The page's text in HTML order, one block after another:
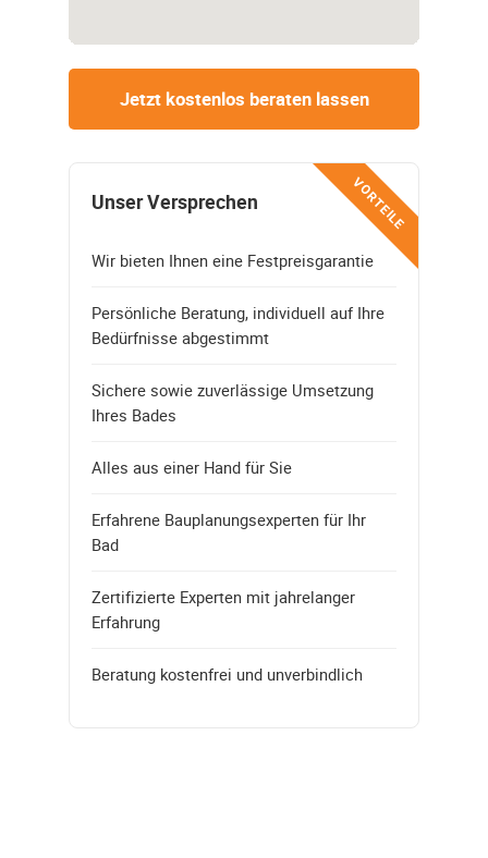
Jetzt kostenlos beraten lassen
VORTEILE
Unser Versprechen
Wir bieten Ihnen eine Festpreisgarantie
Persönliche Beratung, individuell auf Ihre
Bedürfnisse abgestimmt
Sichere sowie zuverlässige Umsetzung
Ihres Bades
Alles aus einer Hand für Sie
Erfahrene Bauplanungsexperten für Ihr
Bad
Zertifizierte Experten mit jahrelanger
Erfahrung
Beratung kostenfrei und unverbindlich